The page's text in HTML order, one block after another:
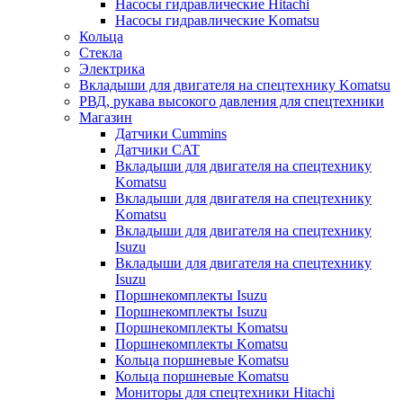
Насосы гидравлические Hitachi
Насосы гидравлические Komatsu
Кольца
Стекла
Электрика
Вкладыши для двигателя на спецтехнику Komatsu
РВД, рукава высокого давления для спецтехники
Магазин
Датчики Cummins
Датчики CAT
Вкладыши для двигателя на спецтехнику
Komatsu
Вкладыши для двигателя на спецтехнику
Komatsu
Вкладыши для двигателя на спецтехнику
Isuzu
Вкладыши для двигателя на спецтехнику
Isuzu
Поршнекомплекты Isuzu
Поршнекомплекты Isuzu
Поршнекомплекты Komatsu
Поршнекомплекты Komatsu
Кольца поршневые Komatsu
Кольца поршневые Komatsu
Мониторы для спецтехники Hitachi